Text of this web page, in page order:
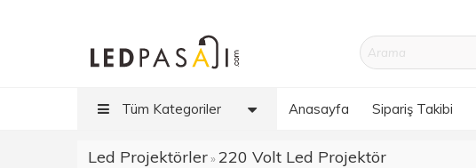
Tüm Kategoriler Anasayfa Sipariş Takibi
Led Projektörler»220 Volt Led Projektör